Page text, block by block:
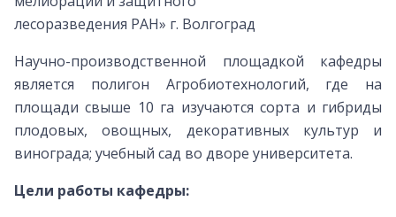
лесоразведения РАН» г. Волгоград
Научно-производственной площадкой кафедры
является полигон Агробиотехнологий, где на
площади свыше 10 га изучаются сорта и гибриды
плодовых, овощных, декоративных культур и
винограда; учебный сад во дворе университета.
Цели работы кафедры: